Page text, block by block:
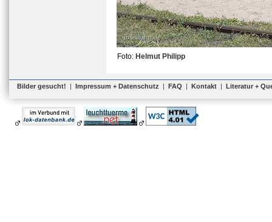
Foto: Helmut Philipp
Bilder gesucht! | Impressum + Datenschutz | FAQ | Kontakt | Literatur +